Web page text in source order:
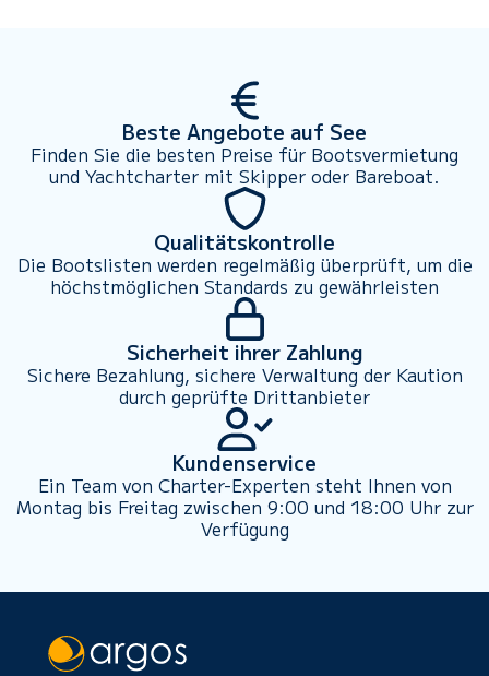
Beste Angebote auf See
Finden Sie die besten Preise für Bootsvermietung
und Yachtcharter mit Skipper oder Bareboat.
Qualitätskontrolle
Die Bootslisten werden regelmäßig überprüft, um die
höchstmöglichen Standards zu gewährleisten
Sicherheit ihrer Zahlung
Sichere Bezahlung, sichere Verwaltung der Kaution
durch geprüfte Drittanbieter
Kundenservice
Ein Team von Charter-Experten steht Ihnen von
Montag bis Freitag zwischen 9:00 und 18:00 Uhr zur
Verfügung